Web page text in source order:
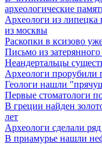
археологические
Археологи из
из москвы
Раскопки в ксизово
Письмо из
Неандертальцы
Археологи прорубили
Геологи нашли
Первые стоматологи
В греции найден
лет
Археологи сделали
В приамурье нашли